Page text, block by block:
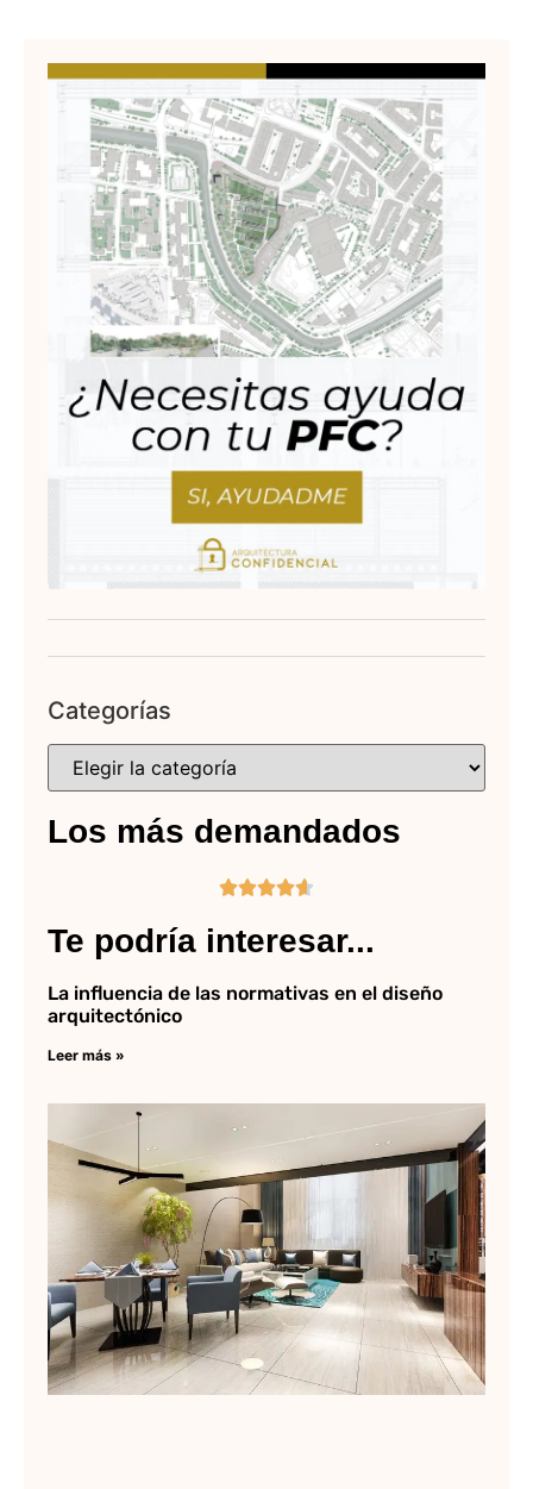
Categorías
Los más demandados

Te podría interesar...
La influencia de las normativas en el diseño
arquitectónico
Leer más »